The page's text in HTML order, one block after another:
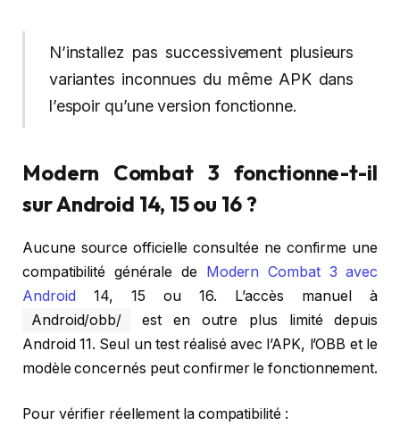
N’installez pas successivement plusieurs
variantes inconnues du même APK dans
l’espoir qu’une version fonctionne.
Modern Combat 3 fonctionne-t-il
sur Android 14, 15 ou 16 ?
Aucune source officielle consultée ne confirme une
compatibilité générale de Modern Combat 3 avec
Android 14, 15 ou 16. L’accès manuel à
Android/obb/
est en outre plus limité depuis
Android 11. Seul un test réalisé avec l’APK, l’OBB et le
modèle concernés peut confirmer le fonctionnement.
Pour vérifier réellement la compatibilité :